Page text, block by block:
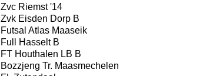
Zvc Riemst '14
Zvk Eisden Dorp B
Futsal Atlas Maaseik
Full Hasselt B
FT Houthalen LB B
Bozzjeng Tr. Maasmechelen